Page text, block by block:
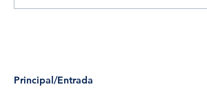
Principal/Entrada